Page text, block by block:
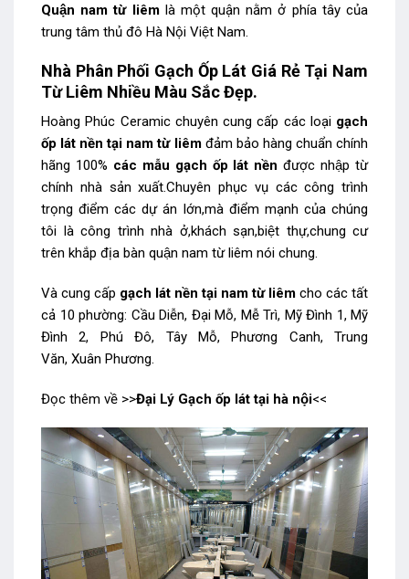
Quận nam từ liêm là một quận nằm ở phía tây của
trung tâm thủ đô Hà Nội Việt Nam.
Nhà Phân Phối Gạch Ốp Lát Giá Rẻ Tại Nam
Từ Liêm Nhiều Màu Sắc Đẹp.
Hoàng Phúc Ceramic chuyên cung cấp các loại gạch
ốp lát nền tại nam từ liêm đảm bảo hàng chuẩn chính
hãng 100% các mẫu gạch ốp lát nềnđược nhập từ
chính nhà sản xuất.Chuyên phục vụ các công trình
trọng điểm các dự án lớn,mà điểm mạnh của chúng
tôi là công trình nhà ở,khách sạn,biệt thự,chung cư
trên khắp địa bàn quận nam từ liêm nói chung.
Và cung cấp gạch lát nền tại nam từ liêm cho các tất
cả 10 phường: Cầu Diễn, Đại Mỗ, Mễ Trì, Mỹ Đình 1, Mỹ
Đình 2, Phú Đô, Tây Mỗ, Phương Canh, Trung
Văn, Xuân Phương.
Đọc thêm về >>Đại Lý Gạch ốp lát tại hà nội<<